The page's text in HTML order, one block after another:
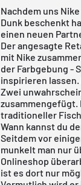
Nachdem uns
Dunk beschenkt
einen neuen
Der angesagte
mit Nike
der Farbgebung -
inspirieren lassen.
Zwei
zusammengefügt.
traditioneller
Wann kannst du
Seitdem vor
munkelt man nur
Onlineshop
ist es dort nur